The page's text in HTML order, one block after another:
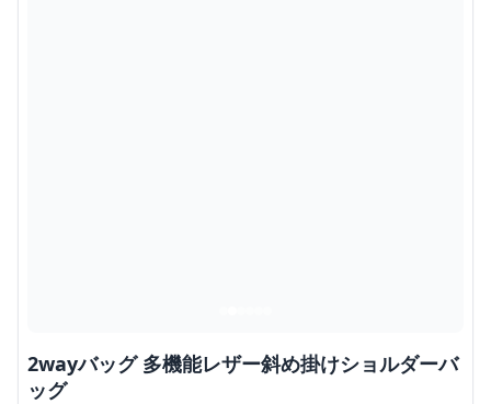
2wayバッグ 多機能レザー斜め掛けショルダーバ
ッグ